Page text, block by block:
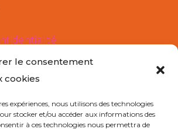
le consentement
cookies
expériences, nous utilisons des technologies
stocker et/ou accéder aux informations des
à ces technologies nous permettra de